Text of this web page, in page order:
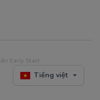
Early Start
Tiếng việt